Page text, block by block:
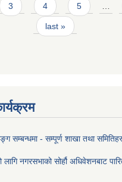
3 4 5 …
last »
सम्बन्धमा - सम्पूर्ण शाखा तथा
नगरसभाको सोर्हौ अधिवेशनबाट